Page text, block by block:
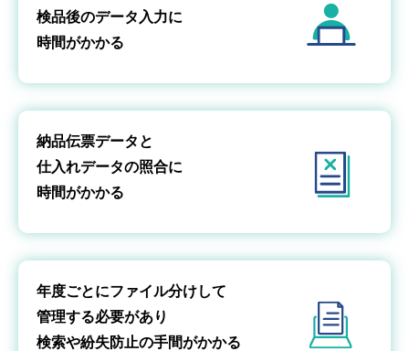
検品後のデータ入力に
時間がかかる
納品伝票データと
仕入れデータの照合に
時間がかかる
年度ごとにファイル分けして
管理する必要があり
検索や紛失防止の手間がかかる